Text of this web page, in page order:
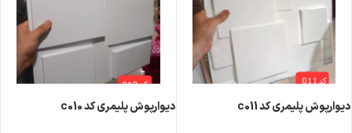
دیوارپوش پلیمری کد c011 دیوارپوش پلیمری کد c010